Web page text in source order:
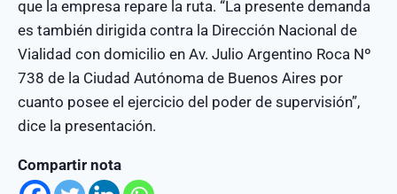
que la empresa repare la ruta. “La presente demanda
es también dirigida contra la Dirección Nacional de
Vialidad con domicilio en Av. Julio Argentino Roca Nº
738 de la Ciudad Autónoma de Buenos Aires por
cuanto posee el ejercicio del poder de supervisión”,
dice la presentación.
Compartir nota